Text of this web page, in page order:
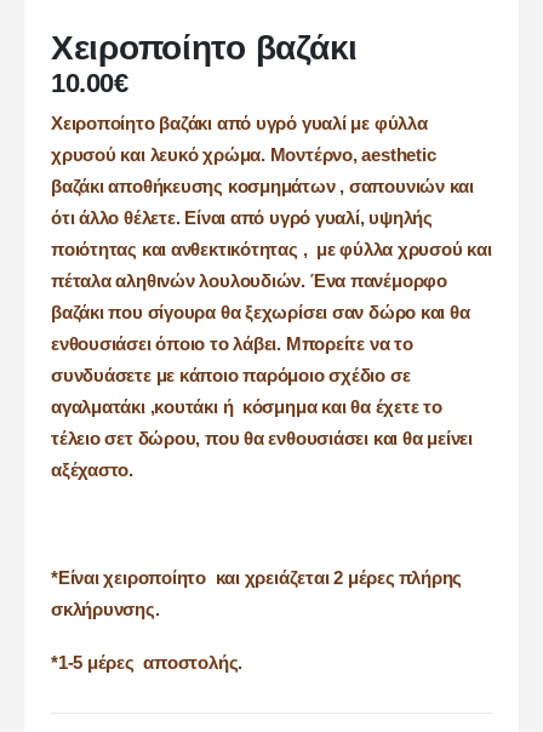
Χειροποίητο βαζάκι
10.00€
Χειροποίητο βαζάκι από υγρό γυαλί με φύλλα
χρυσού και λευκό χρώμα. Μοντέρνο, aesthetic
βαζάκι αποθήκευσης κοσμημάτων , σαπουνιών και
ότι άλλο θέλετε. Είναι από υγρό γυαλί, υψηλής
ποιότητας και ανθεκτικότητας , με φύλλα χρυσού και
πέταλα αληθινών λουλουδιών. Ένα πανέμορφο
βαζάκι που σίγουρα θα ξεχωρίσει σαν δώρο και θα
ενθουσιάσει όποιο το λάβει. Μπορείτε να το
συνδυάσετε με κάποιο παρόμοιο σχέδιο σε
αγαλματάκι ,κουτάκι ή κόσμημα και θα έχετε το
τέλειο σετ δώρου, που θα ενθουσιάσει και θα μείνει
αξέχαστο.
*Είναι χειροποίητο και χρειάζεται 2 μέρες πλήρης
σκλήρυνσης.
*1-5 μέρες αποστολής.